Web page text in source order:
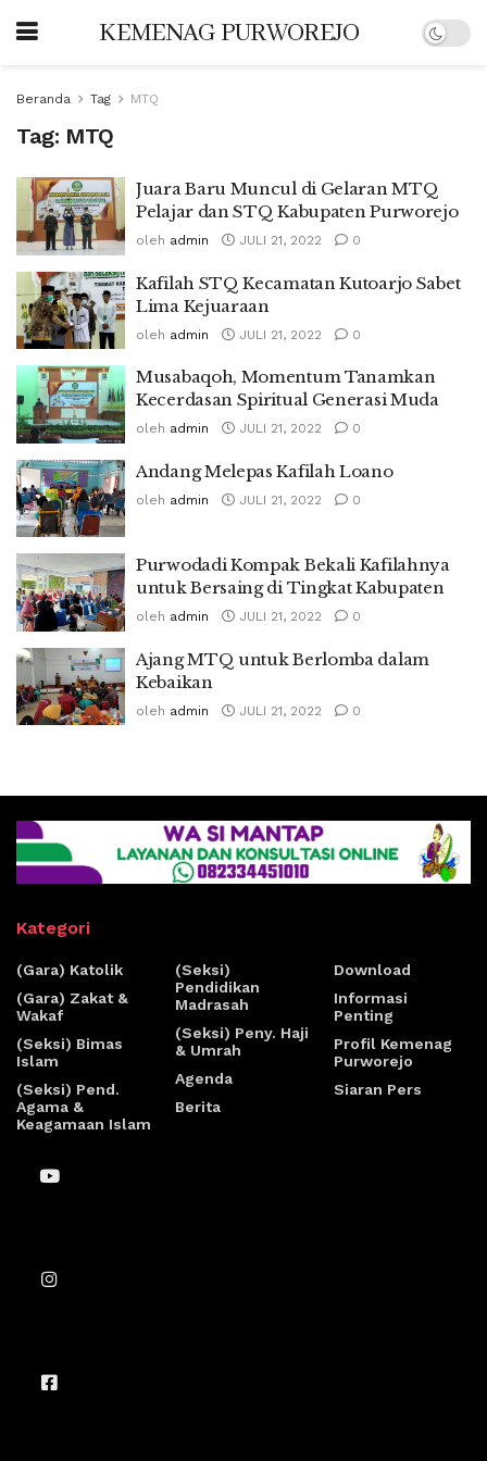
KEMENAG PURWOREJO
Beranda Tag MTQ
Tag: MTQ
Juara Baru Muncul di Gelaran MTQ
Pelajar dan STQ Kabupaten Purworejo
oleh admin JULI 21, 2022 0
Kafilah STQ Kecamatan Kutoarjo Sabet
Lima Kejuaraan
oleh admin JULI 21, 2022 0
Musabaqoh, Momentum Tanamkan
Kecerdasan Spiritual Generasi Muda
oleh admin JULI 21, 2022 0
Andang Melepas Kafilah Loano
oleh admin JULI 21, 2022 0
Purwodadi Kompak Bekali Kafilahnya
untuk Bersaing di Tingkat Kabupaten
oleh admin JULI 21, 2022 0
Ajang MTQ untuk Berlomba dalam
Kebaikan
oleh admin JULI 21, 2022 0
Kategori
(Gara) Katolik
(Gara) Zakat &
Wakaf
(Seksi) Bimas
Islam
(Seksi) Pend.
Agama &
Keagamaan Islam
(Seksi)
Pendidikan
Madrasah
(Seksi) Peny. Haji
& Umrah
Agenda
Berita
Download
Informasi
Penting
Profil Kemenag
Purworejo
Siaran Pers